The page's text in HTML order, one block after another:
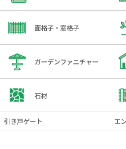
面格子・窓格子
ガーデンファニチャー
石材
引き戸ゲート エ